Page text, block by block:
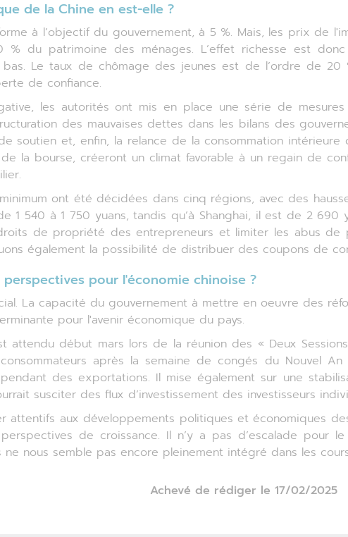
de la Chine en est-elle ?
à l’objectif du gouvernement, à 5 %. Mais, les prix de
du patrimoine des ménages. L’effet richesse est
Le taux de chômage des jeunes est de l’ordre de
de confiance.
les autorités ont mis en place une série de
des mauvaises dettes dans les bilans des
soutien et, enfin, la relance de la consommation
la bourse, créeront un climat favorable à un regain de
ont été décidées dans cinq régions, avec des
1 540 à 1 750 yuans, tandis qu’à Shanghai, il est de 2
de propriété des entrepreneurs et limiter les abus de
également la possibilité de distribuer des coupons de
perspectives pour l'économie chinoise ?
La capacité du gouvernement à mettre en oeuvre des
pour l'avenir économique du pays.
attendu début mars lors de la réunion des « Deux
après la semaine de congés du Nouvel
des exportations. Il mise également sur une
susciter des flux d’investissement des investisseurs
attentifs aux développements politiques et économiques
de croissance. Il n’y a pas d’escalade pour
nous semble pas encore pleinement intégré dans les
Achevé de rédiger le 17/02/2025